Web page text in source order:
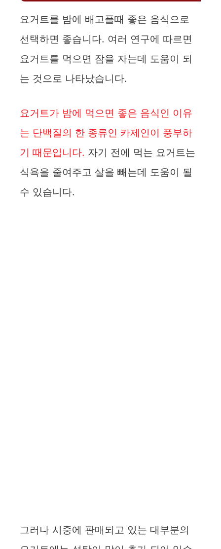
요거트를 밤에 배고플때 좋은 음식으로
선택하면 좋습니다. 여러 연구에 따르면
요거트를 먹으면 잠을 자는데 도움이 되
는 것으로 나타났습니다.
요거트가 밤에 먹으면 좋은 음식인 이유
는 단백질의 한 종류인 카제인이 풍부하
기 때문입니다. 자기 전에 먹는 요거트는
식욕을 줄여주고 살을 빼는데 도움이 될
수 있습니다.
그러나 시중에 판매되고 있는 대부분의